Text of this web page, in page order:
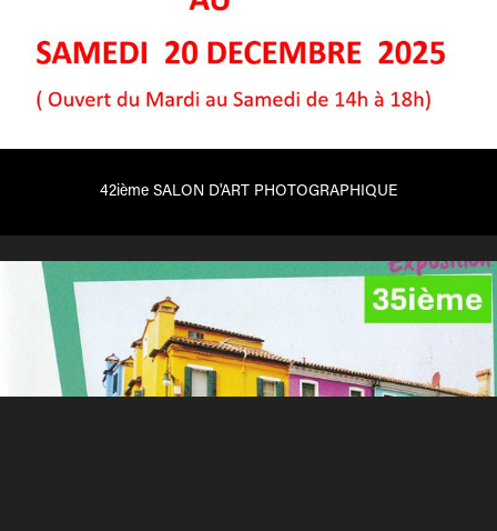
42ième SALON D'ART PHOTOGRAPHIQUE